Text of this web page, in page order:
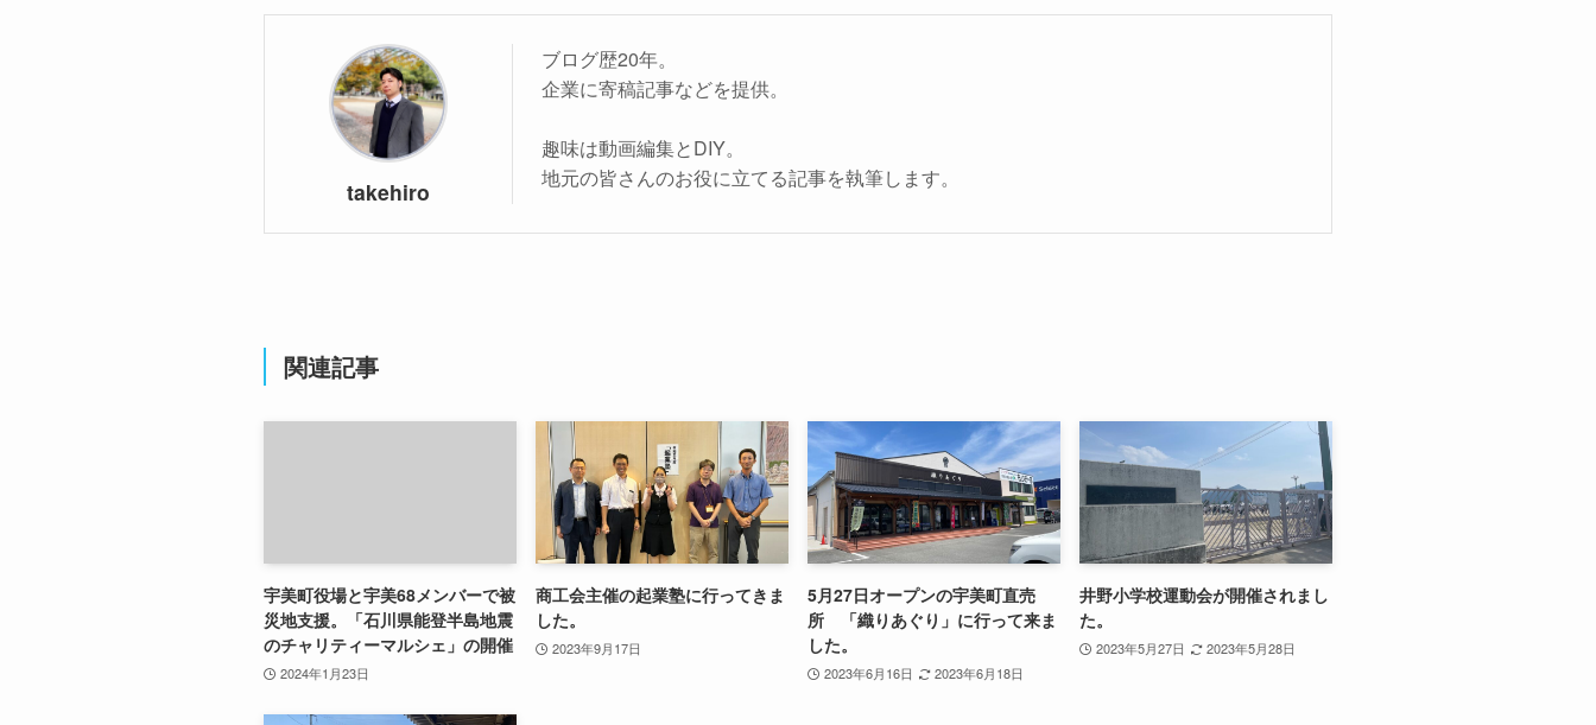
takehiro
ブログ歴20年。
企業に寄稿記事などを提供。
趣味は動画編集とDIY。
地元の皆さんのお役に立てる記事を執筆します。
関連記事
宇美町役場と宇美68メンバーで被
災地支援。「石川県能登半島地震
のチャリティーマルシェ」の開催
2024年1月23日
商工会主催の起業塾に行ってきま
した。
2023年9月17日
5月27日オープンの宇美町直売
所 「織りあぐり」に行って来ま
した。
2023年6月16日 2023年6月18日
井野小学校運動会が開催されまし
た。
2023年5月27日 2023年5月28日